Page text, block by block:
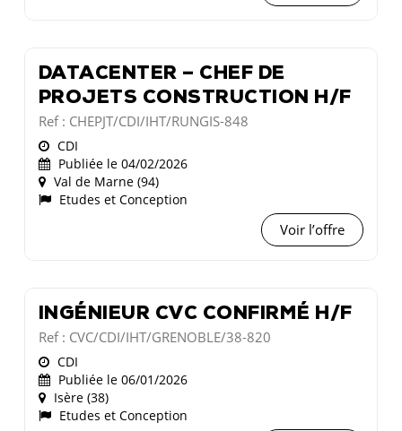
DATACENTER – CHEF DE
PROJETS CONSTRUCTION H/F
Ref : CHEPJT/CDI/IHT/RUNGIS-848
CDI
Publiée le 04/02/2026
Val de Marne (94)
Etudes et Conception
Voir l’offre
INGÉNIEUR CVC CONFIRMÉ H/F
Ref : CVC/CDI/IHT/GRENOBLE/38-820
CDI
Publiée le 06/01/2026
Isère (38)
Etudes et Conception